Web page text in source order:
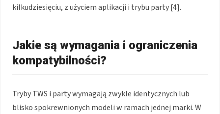
kilkudziesięciu, z użyciem aplikacji i trybu party [4].
Jakie są wymagania i ograniczenia
kompatybilności?
Tryby TWS i party wymagają zwykle identycznych lub
blisko spokrewnionych modeli w ramach jednej marki. W